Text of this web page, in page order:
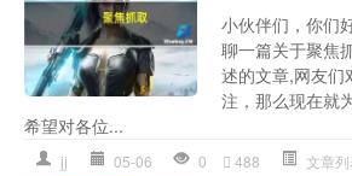
小伙伴们，你们
聊一篇关于聚焦
述的文章,网友们
注，那么现在就
希望对各位...
jj 05-06 0 488 文章